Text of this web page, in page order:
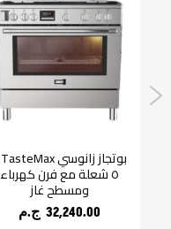
٥ شعلة مع فرن كهرباء
ومسطح غاز
32,240.00 ج.م‏